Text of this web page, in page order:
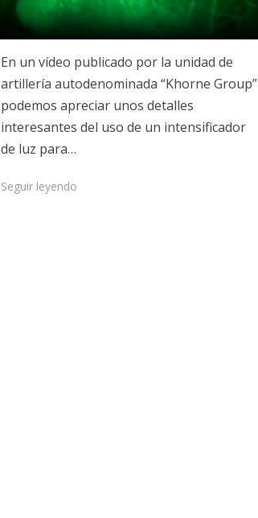
En un vídeo publicado por la unidad de
artillería autodenominada “Khorne Group”
podemos apreciar unos detalles
interesantes del uso de un intensificador
de luz para…
Seguir leyendo